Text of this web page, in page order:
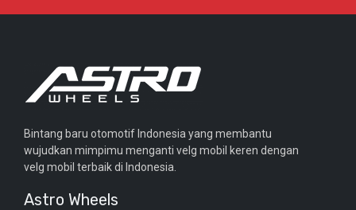
Bintang baru otomotif Indonesia yang membantu
wujudkan mimpimu menganti velg mobil keren dengan
velg mobil terbaik di Indonesia.
Astro Wheels